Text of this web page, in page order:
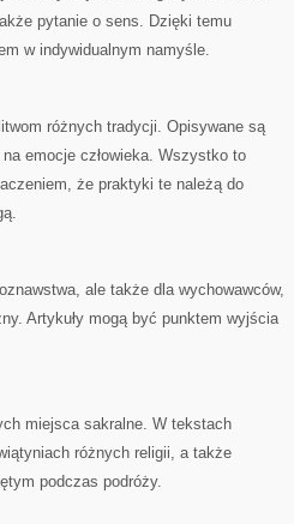
pytanie o sens. Dzięki temu
w indywidualnym namyśle.
różnych tradycji. Opisywane są
emocje człowieka. Wszystko to
że praktyki te należą do
ale także dla wychowawców,
Artykuły mogą być punktem wyjścia
miejsca sakralne. W tekstach
różnych religii, a także
podczas podróży.